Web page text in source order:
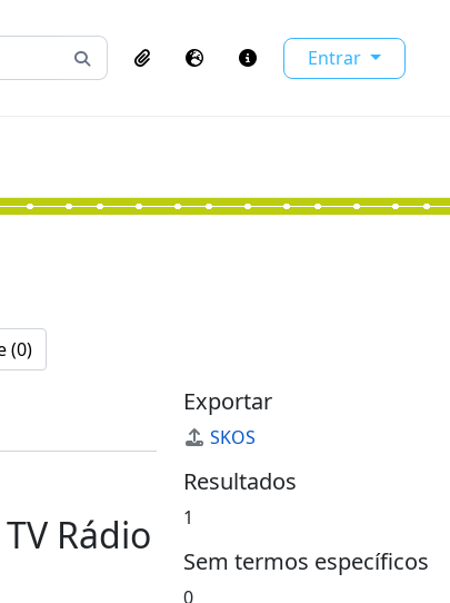
Busque na página de navegação
ClipboardIdioma Atalhos Entrar
(0)
Rádio
Exportar
SKOS
Resultados
1
Sem termos específicos
0